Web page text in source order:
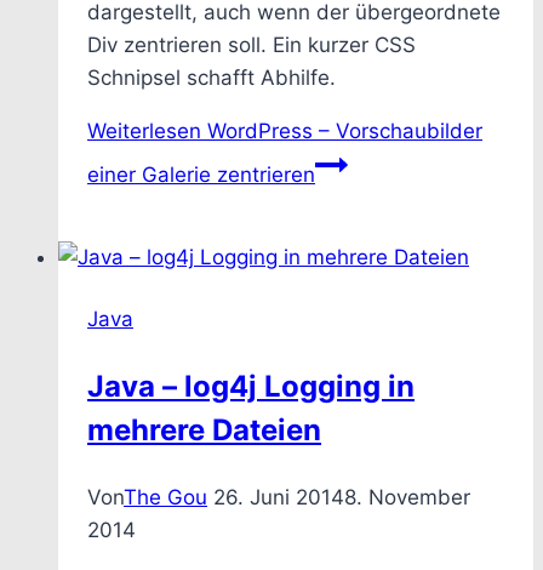
dargestellt, auch wenn der übergeordnete
Div zentrieren soll. Ein kurzer CSS
Schnipsel schafft Abhilfe.
Weiterlesen WordPress – Vorschaubilder
einer Galerie zentrieren
Java
Java – log4j Logging in
mehrere Dateien
VonThe Gou 26. Juni 20148. November
2014